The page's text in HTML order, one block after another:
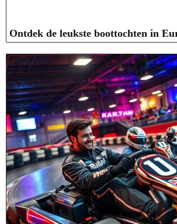
Ontdek de leukste boottochten in